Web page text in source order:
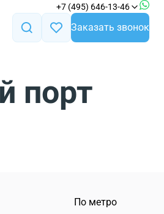
+7 (495) 646-13-46
Заказать звонок
порт
По метро